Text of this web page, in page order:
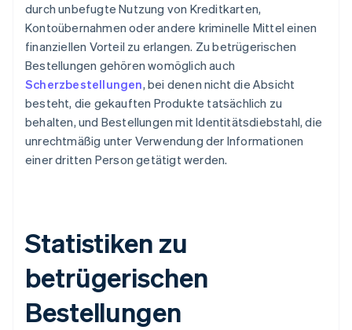
durch unbefugte Nutzung von Kreditkarten,
Kontoübernahmen oder andere kriminelle Mittel einen
finanziellen Vorteil zu erlangen. Zu betrügerischen
Bestellungen gehören womöglich auch
Scherzbestellungen, bei denen nicht die Absicht
besteht, die gekauften Produkte tatsächlich zu
behalten, und Bestellungen mit Identitätsdiebstahl, die
unrechtmäßig unter Verwendung der Informationen
einer dritten Person getätigt werden.
Statistiken zu
betrügerischen
Bestellungen